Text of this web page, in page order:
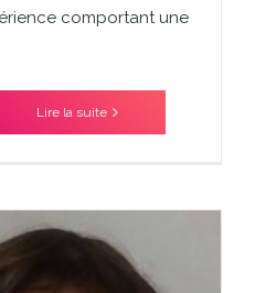
comportant une
Lire la suite